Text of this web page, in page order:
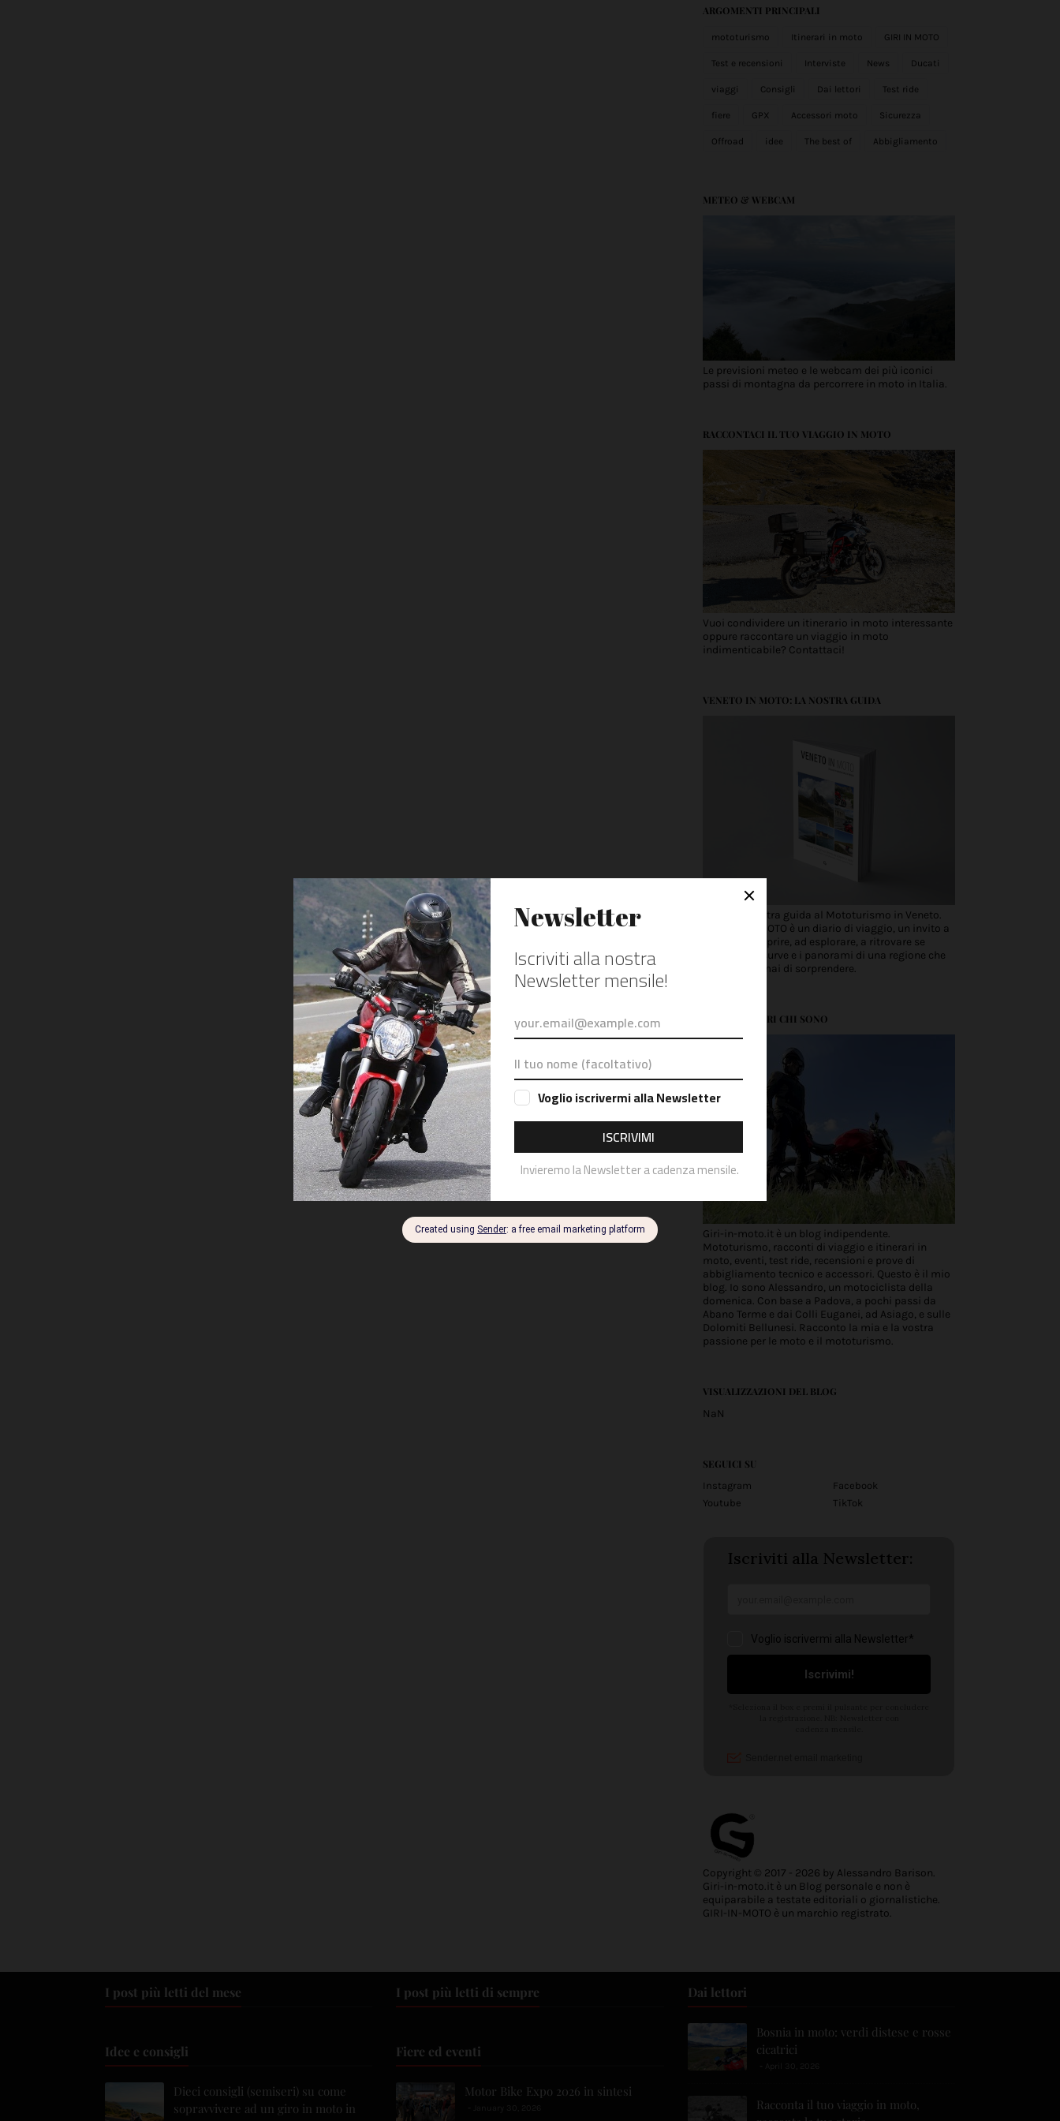
ARGOMENTI PRINCIPALI
mototurismo Itinerari in moto GIRI IN MOTO
Test e recensioni Interviste News Ducati
viaggi Consigli Dai lettori Test ride
fiere GPX Accessori moto Sicurezza
Offroad idee The best of Abbigliamento
METEO & WEBCAM
Le previsioni meteo e le webcam dei più iconici
passi di montagna da percorrere in moto in Italia.
RACCONTACI IL TUO VIAGGIO IN MOTO
Vuoi condividere un itinerario in moto interessante
oppure raccontare un viaggio in moto
indimenticabile? Contattaci!
VENETO IN MOTO: LA NOSTRA GUIDA
Scopri la nostra guida al Mototurismo in Veneto.
VENETO IN MOTO è un diario di viaggio, un invito a
partire, a scoprire, ad esplorare, a ritrovare se
stessi tra le curve e i panorami di una regione che
non smette mai di sorprendere.
ABOUT: SCOPRI CHI SONO
Giri-in-moto.it è un blog indipendente.
Mototurismo, racconti di viaggio e itinerari in
moto, eventi, test ride, recensioni e prove di
abbigliamento tecnico e accessori. Questo è il mio
blog. Io sono Alessandro, un motociclista della
domenica. Con base a Padova, a pochi passi da
Abano Terme e dai Colli Euganei, ad Asiago, e sulle
Dolomiti Bellunesi. Racconto la mia e la vostra
passione per le moto e il mototurismo.
VISUALIZZAZIONI DEL BLOG
NaN
SEGUICI SU
Instagram
Facebook
Youtube
TikTok
Copyright © 2017 - 2026 by Alessandro Barison.
Giri-in-moto.it è un Blog personale e non è
equiparabile a testate editoriali o giornalistiche.
GIRI-IN-MOTO è un marchio registrato.
I post più letti del mese
Idee e consigli
Dieci consigli (semiseri) su come
sopravvivere ad un giro in moto in
I post più letti di sempre
Fiere ed eventi
Motor Bike Expo 2026 in sintesi
Dai lettori
Bosnia in moto: verdi distese e rosse
cicatrici
Racconta il tuo viaggio in moto,